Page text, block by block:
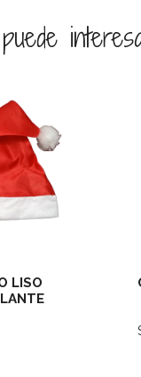
LISO
Ver detalles